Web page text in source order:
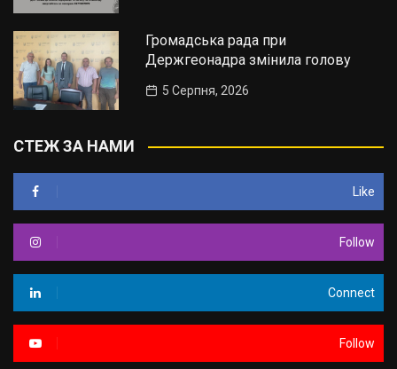
Громадська рада при
Держгеонадра змінила голову
5 Серпня, 2026
СТЕЖ ЗА НАМИ
Like
Follow
Connect
Follow